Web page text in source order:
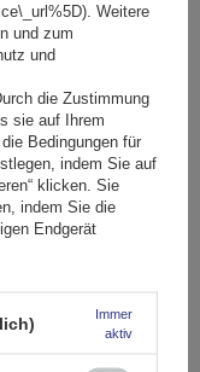
traditionelle und
schon am11. August
Weitere
und zum
und
die Zustimmung
sie auf Ihrem
Bedingungen für
indem Sie auf
klicken. Sie
indem Sie die
Endgerät
Immer
aktiv